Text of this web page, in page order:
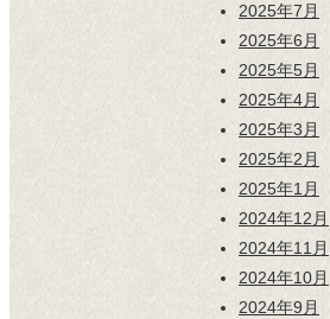
2025年7月
2025年6月
2025年5月
2025年4月
2025年3月
2025年2月
2025年1月
2024年12月
2024年11月
2024年10月
2024年9月